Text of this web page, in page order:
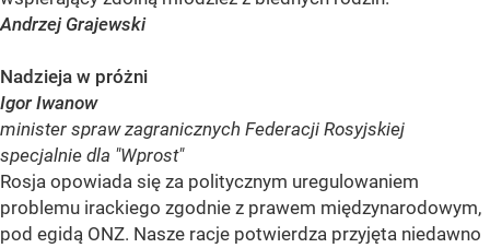
Andrzej Grajewski
Nadzieja w próżni
Igor Iwanow
minister spraw zagranicznych Federacji Rosyjskiej
specjalnie dla "Wprost"
Rosja opowiada się za politycznym uregulowaniem
problemu irackiego zgodnie z prawem międzynarodowym,
pod egidą ONZ. Nasze racje potwierdza przyjęta niedawno